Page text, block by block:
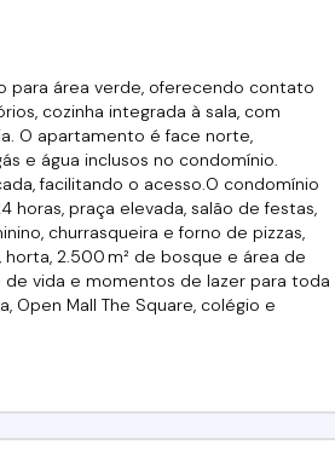
para área verde, oferecendo contato
cozinha integrada à sala, com
O apartamento é face norte,
e água inclusos no condomínio.
facilitando o acesso.O condomínio
praça elevada, salão de festas,
churrasqueira e forno de pizzas,
2.500 m² de bosque e área de
de vida e momentos de lazer para toda
Open Mall The Square, colégio e
faculdade Estácio de Sá, e com fácil
Aceita
visita!!!(11) 99497-4750 / 98211-2565